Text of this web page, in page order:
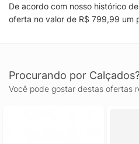
De acordo com nosso histórico
oferta no valor de R$ 799,99 um
Procurando por
Você pode gostar destas ofertas